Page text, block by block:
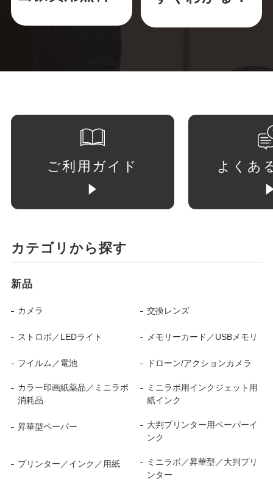
ご利用ガイド よくあ
カテゴリから探す
新品
カメラ 交換レンズ
ストロボ／LEDライト メモリーカード／USBメモリ
フイルム／電池 ドローン/アクションカメラ
カラー印画紙薬品／ミニラボ
消耗品
ミニラボ用インクジェット用
紙インク
昇華型ペーパー
大判プリンター用ペーパーイ
ンク
プリンター／インク／用紙
ミニラボ／昇華型／大判プリ
ンター